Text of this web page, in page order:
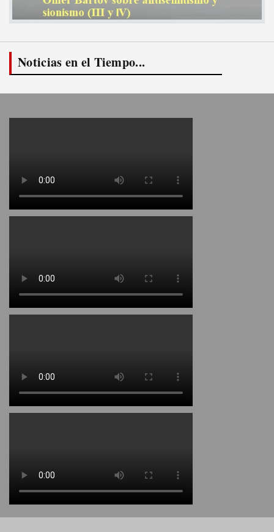
Noticias en el Tiempo...